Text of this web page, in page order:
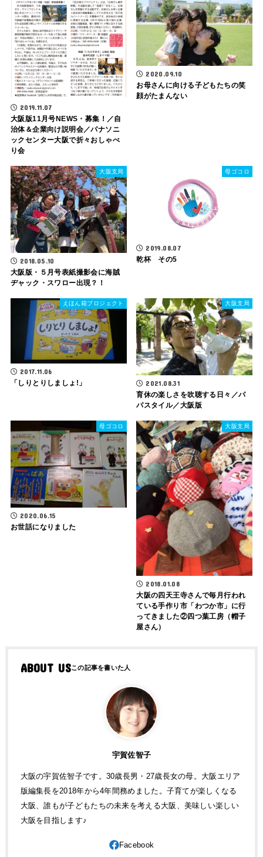
2019.11.07
大阪版11月号NEWS・募集！／自
治体＆企業向け説明会／パナソニ
ックセンター大阪で折々おしゃべ
り会
2020.09.10
お母さんに向ける子どもたちの笑
顔がたまんない
大阪支局
2018.05.10
大阪版・５月号表紙撮影会に海賊
ヂャック・スワロー出現？！
母ゴコロ
2019.08.07
乾杯 その5
えほん箱プロジェクト
2017.11.06
「しりとりしましょ!」
大阪支局
2021.08.31
育休の楽しさを吹聴する日々／パ
パスタイル／大阪版
母ゴコロ
2020.06.15
お世話になりました
大阪支局
2018.01.08
大阪の四天王寺さんで毎月行われ
ている手作り市「わつか市」に行
ってきました②四つ葉工房（帽子
屋さん）
ABOUT US
宇賀佐智子
大阪の宇賀佐智子です。30歳長男・27歳長女の母。大阪エリア
版編集長を2018年から4年間務めました。子育てが楽しくなる
大阪、誰もが子どもたちの未来を考える大阪、美味しい楽しい
大阪を目指します♪